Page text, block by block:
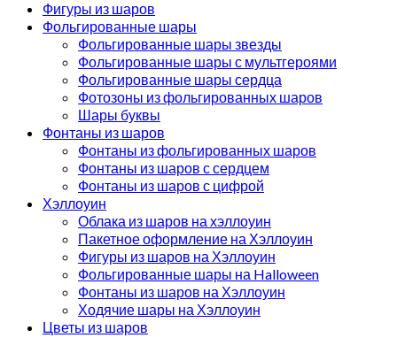
Фигуры из шаров
Фольгированные шары
Фольгированные шары звезды
Фольгированные шары с мультгероями
Фольгированные шары сердца
Фотозоны из фольгированных шаров
Шары буквы
Фонтаны из шаров
Фонтаны из фольгированных шаров
Фонтаны из шаров с сердцем
Фонтаны из шаров с цифрой
Хэллоуин
Облака из шаров на хэллоуин
Пакетное оформление на Хэллоуин
Фигуры из шаров на Хэллоуин
Фольгированные шары на Halloween
Фонтаны из шаров на Хэллоуин
Ходячие шары на Хэллоуин
Цветы из шаров